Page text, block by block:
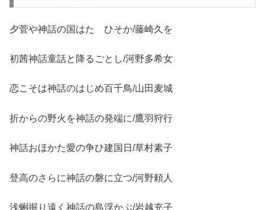
夕菅や神話の国はたゞひそか/藤崎久を
初茜神話童話と降るごとし/河野多希女
恋こそは神話のはじめ百千鳥/山田麦城
折からの野火を神話の発端に/鷹羽狩行
神話おほかた愛の争ひ建国日/草村素子
登高のさらに神話の磐に立つ/河野頼人
浅蜊掘り遠く神話の島浮かぶ/岩越充子